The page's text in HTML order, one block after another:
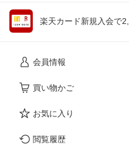
楽天カード新規入会で
会員情報
買い物かご
お気に入り
閲覧履歴